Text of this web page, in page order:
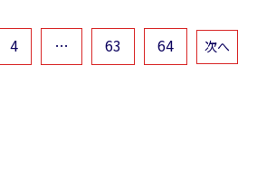
4 … 63 64 次へ